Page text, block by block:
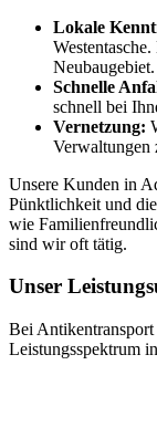
Lokale
Neubaugebiet.
Schnelle
schnell bei
Vernetzung:
Verwaltungen
Unsere Kunden in
Pünktlichkeit und
wie
sind wir oft tätig.
Unser
Bei
Leistungsspektrum